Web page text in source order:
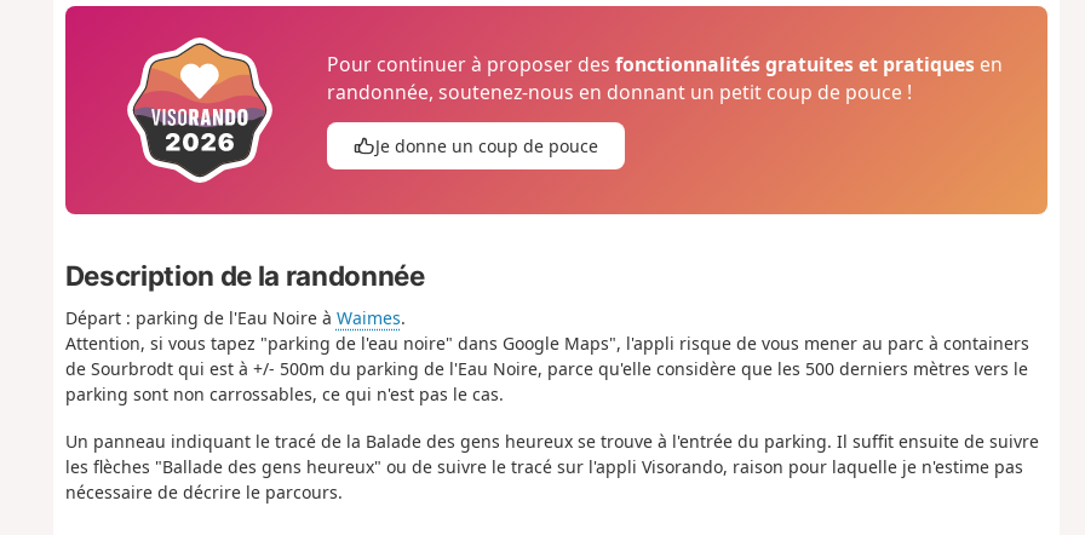
Pour continuer à proposer desfonctionnalités gratuites et pratiques en
randonnée, soutenez-nous en donnant un petit coup de pouce !
Je donne un coup de pouce
Description de la randonnée
Départ : parking de l'Eau Noire à Waimes.
Attention, si vous tapez "parking de l'eau noire" dans Google Maps", l'appli risque de vous mener au parc à containers
de Sourbrodt qui est à +/- 500m du parking de l'Eau Noire, parce qu'elle considère que les 500 derniers mètres vers le
parking sont non carrossables, ce qui n'est pas le cas.
Un panneau indiquant le tracé de la Balade des gens heureux se trouve à l'entrée du parking. Il suffit ensuite de suivre
les flèches "Ballade des gens heureux" ou de suivre le tracé sur l'appli Visorando, raison pour laquelle je n'estime pas
nécessaire de décrire le parcours.